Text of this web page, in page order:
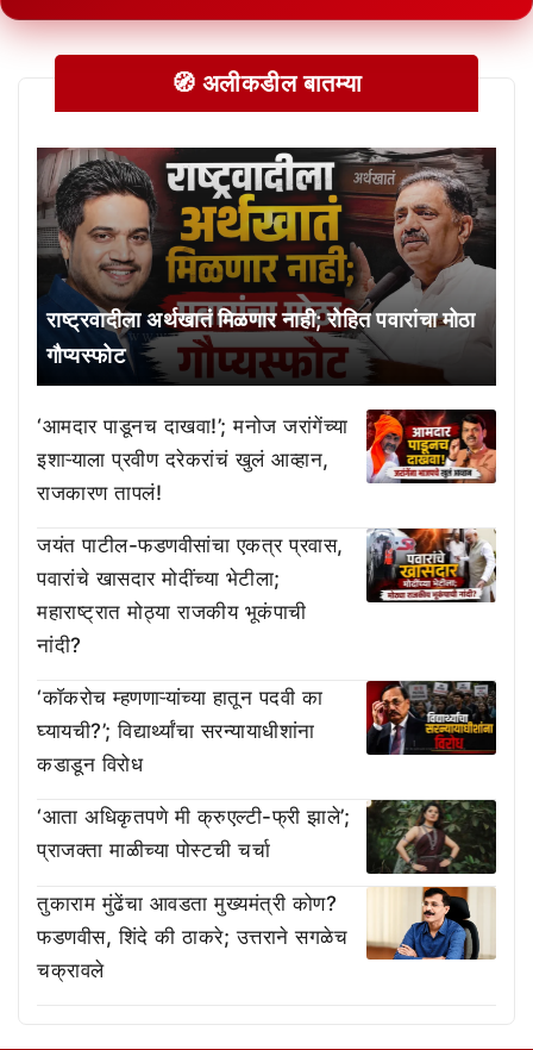
🧭 अलीकडील बातम्या
राष्ट्रवादीला अर्थखातं मिळणार नाही; रोहित पवारांचा मोठा
गौप्यस्फोट
‘आमदार पाडूनच दाखवा!’; मनोज जरांगेंच्या
इशाऱ्याला प्रवीण दरेकरांचं खुलं आव्हान,
राजकारण तापलं!
जयंत पाटील-फडणवीसांचा एकत्र प्रवास,
पवारांचे खासदार मोदींच्या भेटीला;
महाराष्ट्रात मोठ्या राजकीय भूकंपाची
नांदी?
‘काॅकरोच म्हणणाऱ्यांच्या हातून पदवी का
घ्यायची?’; विद्यार्थ्यांचा सरन्यायाधीशांना
कडाडून विरोध
‘आता अधिकृतपणे मी क्रुएल्टी-फ्री झाले’;
प्राजक्ता माळीच्या पोस्टची चर्चा
तुकाराम मुंढेंचा आवडता मुख्यमंत्री कोण?
फडणवीस, शिंदे की ठाकरे; उत्तराने सगळेच
चक्रावले